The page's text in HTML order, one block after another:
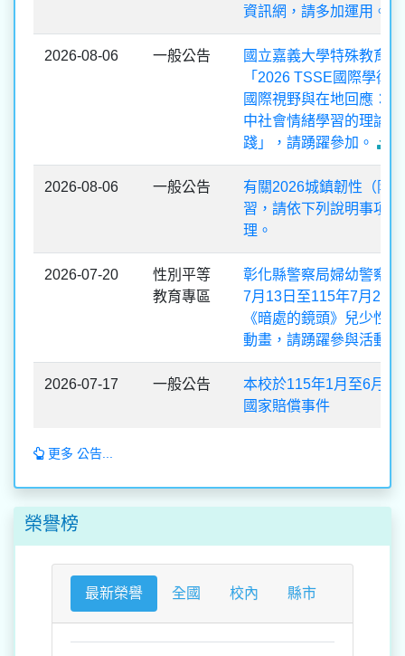
資訊網，請多加運用。
2026-08-06 一般公告
國立嘉義大學特殊教育
「2026 TSSE國際學術
國際視野與在地回應：
中社會情緒學習的理論與
踐」，請踴躍參加。
2026-08-06 一般公告
有關2026城鎮韌性（防
習，請依下列說明事項
理。
2026-07-20
性別平等
教育專區
彰化縣警察局婦幼警察
7月13日至115年7月26
《暗處的鏡頭》兒少性
動畫，請踴躍參與活動。
2026-07-17 一般公告
本校於115年1月至6月並
國家賠償事件
更多 公告...
榮譽榜